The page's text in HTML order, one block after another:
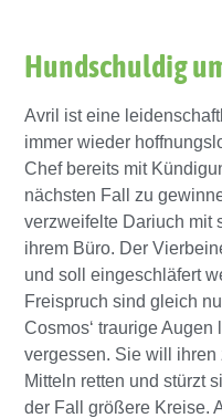
Hundschuldig
Avril ist eine
immer wieder
Chef bereits mit
nächsten Fall zu
verzweifelte Dariuch mit
ihrem Büro. Der
und soll eingeschläfert
Freispruch sind gleich
Cosmos‘ traurige
vergessen. Sie will
Mitteln retten und stürzt
der Fall größere Kreise.